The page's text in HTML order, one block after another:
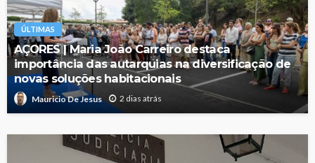
ÚLTIMAS
AÇORES | Maria João Carreiro destaca
importância das autarquias na diversificação de
novas soluções habitacionais
Mauricio De Jesus 2 dias atrás